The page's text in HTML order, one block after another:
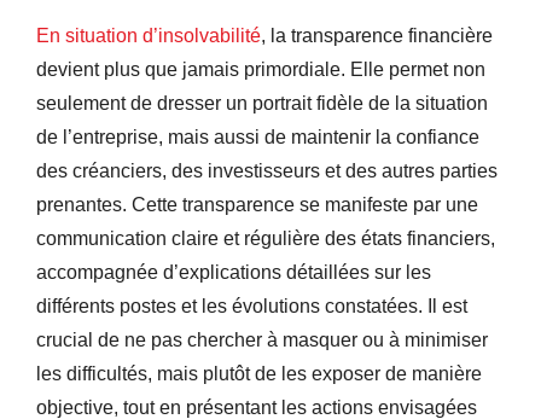
En situation d’insolvabilité, la transparence financière
devient plus que jamais primordiale. Elle permet non
seulement de dresser un portrait fidèle de la situation
de l’entreprise, mais aussi de maintenir la confiance
des créanciers, des investisseurs et des autres parties
prenantes. Cette transparence se manifeste par une
communication claire et régulière des états financiers,
accompagnée d’explications détaillées sur les
différents postes et les évolutions constatées. Il est
crucial de ne pas chercher à masquer ou à minimiser
les difficultés, mais plutôt de les exposer de manière
objective, tout en présentant les actions envisagées